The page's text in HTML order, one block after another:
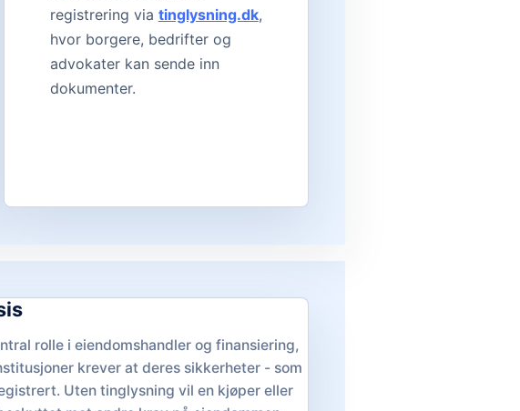
registrering via tinglysning.dk,
hvor borgere, bedrifter og
advokater kan sende inn
dokumenter.
rolle i eiendomshandler og finansiering,
krever at deres sikkerheter - som
Uten tinglysning vil en kjøper eller